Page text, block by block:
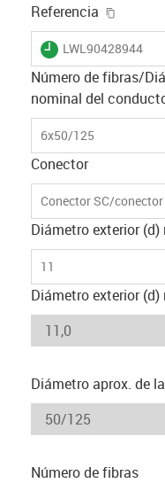
Referencia
igus-icon-lieferzeit
LWL90428944
Número de fibras/
nominal del
6x50/125
Conector
Conector SC/conector
Diámetro exterior (d)
11
Diámetro exterior (d)
Diámetro aprox. de
Número de fibras